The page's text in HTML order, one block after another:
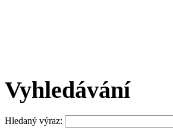
Vyhledávání
Hledaný výraz: